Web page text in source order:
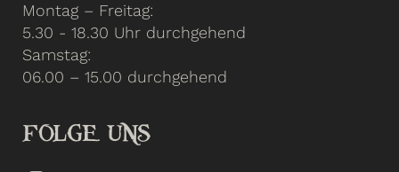
Montag – Freitag:
5.30 - 18.30 Uhr durchgehend
Samstag:
06.00 – 15.00 durchgehend
FOLGE UNS